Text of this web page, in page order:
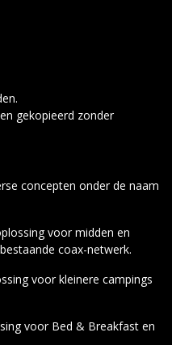
gekopieerd zonder
concepten onder de naam
voor midden en
coax-netwerk.
voor kleinere campings
voor Bed & Breakfast en